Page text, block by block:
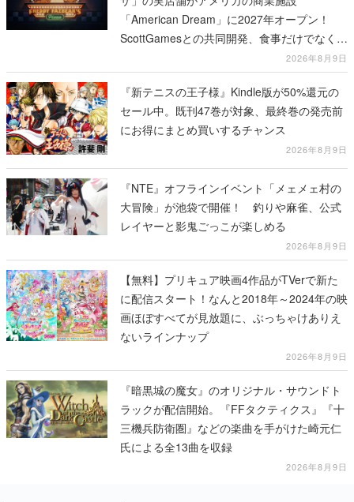
「American Dream」に2027年オープン！
ScottGamesとの共同開発、食事だけでなくス
テージショーや没入型のホラー体験も楽しめ
る
2026年8月9日
『新テニスの王子様』Kindle版が50%還元の
セール中。既刊47巻が対象、最終巻の発売前
にお得にまとめ買いするチャンス
2026年8月9日
『NTE』オフラインイベント「メェメェ村の
大冒険」が池袋で開催！ 釣りや麻雀、公式
レイヤーと影鬼ごっこが楽しめる
2026年8月9日
【無料】プリキュア映画4作品がTVerで新た
に配信スタート！なんと2018年～2024年の映
画ほぼすべてが見放題に、ぶっちゃけありえ
ないラインナップ
2026年8月9日
『暗黒城の魔女』のオリジナル・サウンドト
ラックが配信開始。『FFタクティクス』『十
三機兵防衛圏』などの楽曲を手がけた崎元仁
氏による全13曲を収録
2026年8月9日